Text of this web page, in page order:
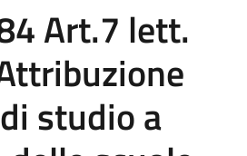
Art.7 lett.
studio a